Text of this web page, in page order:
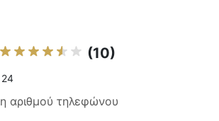
(10)
αριθμού τηλεφώνου